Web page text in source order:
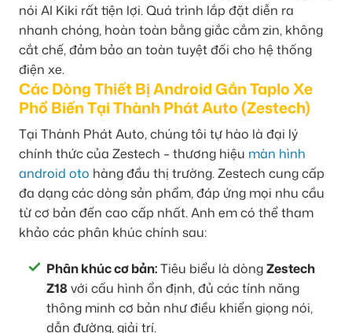
nói AI Kiki rất tiện lợi. Quá trình lắp đặt diễn ra
nhanh chóng, hoàn toàn bằng giắc cắm zin, không
cắt chế, đảm bảo an toàn tuyệt đối cho hệ thống
điện xe.
Các Dòng Thiết Bị Android Gắn Taplo Xe
Phổ Biến Tại Thành Phát Auto (Zestech)
Tại Thành Phát Auto, chúng tôi tự hào là đại lý
chính thức của Zestech – thương hiệu màn hình
android oto hàng đầu thị trường. Zestech cung cấp
đa dạng các dòng sản phẩm, đáp ứng mọi nhu cầu
từ cơ bản đến cao cấp nhất. Anh em có thể tham
khảo các phân khúc chính sau:
Phân khúc cơ bản:Tiêu biểu là dòngZestech
Z18với cấu hình ổn định, đủ các tính năng
thông minh cơ bản như điều khiển giọng nói,
dẫn đường, giải trí.